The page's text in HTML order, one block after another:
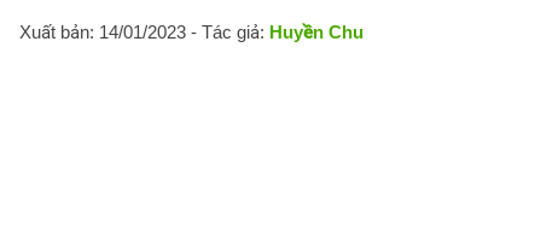
Xuất bản: 14/01/2023 - Tác giả: Huyền Chu